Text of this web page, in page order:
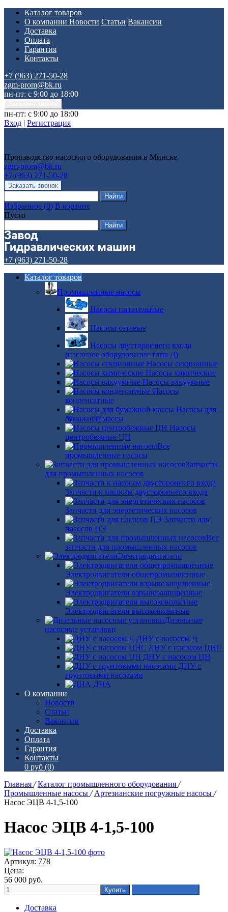
Каталог товаров
О компании Новости Статьи Вакансии
Доставка
Оплата
Гарантия
Контакты
+7 (963) 271-50-28
zgm-prom@bk.ru
пн-пт: с 9:00 до 18:00
пн-пт: с 9:00 до 18:00
Вход | Регистрация
Производство насосного оборудования в Минске
zgm-prom@bk.ru
+7 (963) 271-50-28
Избранное (0) В корзине
Пусто
+7 (963) 271-50-28
Каталог товаров
Промышленные насосы
Насосы питательные
Насосы сетевые
Насосы двустороннего входа
(насосное оборудование типа Д)
Насосы секционные
Насосы химические
Насосы вакуумные
Насосы
конденсатные
Насосы для
бумажной массы
Насосы
центробежные ЦН
Все
промышленные насосы
Запчасти
для промышленных насосов
Запчасти к насосам двустороннего входа
Запчасти для энергетических насосов
Запчасти для
насосов ПЭ
Все
запчасти для промышленных насосов
Электродвигатели
Электродвигатели общепромышленные
Электродвигатели взрывозащищенные
Электродвигатели высоковольтные
Дизельные
насосные установки
ДНУ с насосом Д
ДНУ с насосом ЦНС
ДНУ с насосом ЦН
ДНУ с
грунтовыми насосами
ДНА
О компании
Новости
Статьи
Вакансии
Доставка
Оплата
Гарантия
Контакты
0 руб (0)
Главная / Каталог промышленного оборудования /
Промышленные насосы / Артезианские погружные насосы /
Насос ЭЦВ 4-1,5-100
Насос ЭЦВ 4-1,5-100
Артикул: 778
Цена:
56 000 руб.
Доставка